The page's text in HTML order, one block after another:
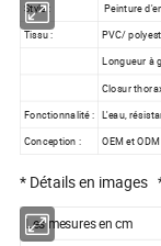
Style :
Peinture
Tissu :
PVC/
Longueur à
Closur
Fonctionnalité : L'eau,
Conception :
OEM et
* Détails en images
Les mesures en cm